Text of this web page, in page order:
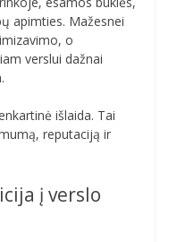
apimties. Mažesnei
o
verslui dažnai
išlaida. Tai
reputaciją ir
į verslo